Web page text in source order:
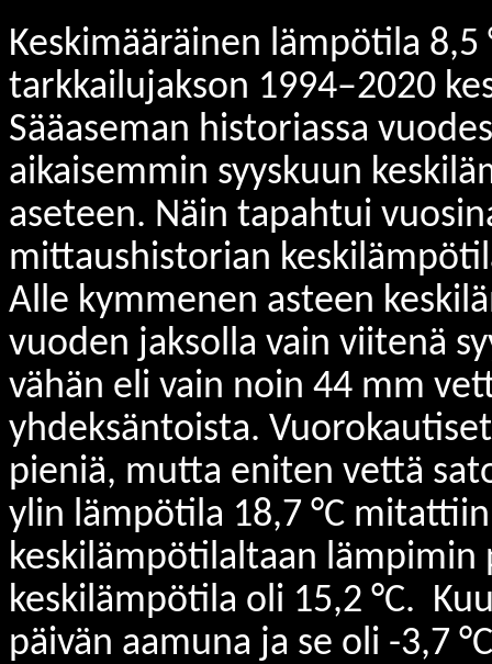
Keskimääräinen lämpötila
tarkkailujakson 1994–2020
Sääaseman historiassa
aikaisemmin syyskuun
aseteen. Näin tapahtui
mittaushistorian
Alle kymmenen asteen
vuoden jaksolla vain viitenä
vähän eli vain noin 44 mm
yhdeksäntoista.
pieniä, mutta eniten vettä
ylin lämpötila 18,7 °C
keskilämpötilaltaan lämpimin
keskilämpötila oli 15,2 °C.
päivän aamuna ja se oli -3,7